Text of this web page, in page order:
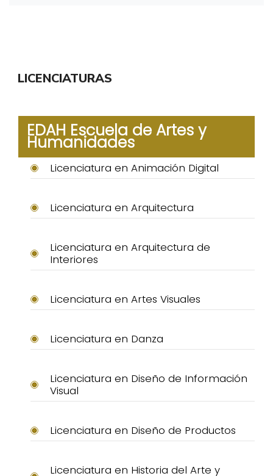
LICENCIATURAS
EDAH Escuela de Artes y
Humanidades
Licenciatura en Animación Digital
Licenciatura en Arquitectura
Licenciatura en Arquitectura de
Interiores
Licenciatura en Artes Visuales
Licenciatura en Danza
Licenciatura en Diseño de Información
Visual
Licenciatura en Diseño de Productos
Licenciatura en Historia del Arte y